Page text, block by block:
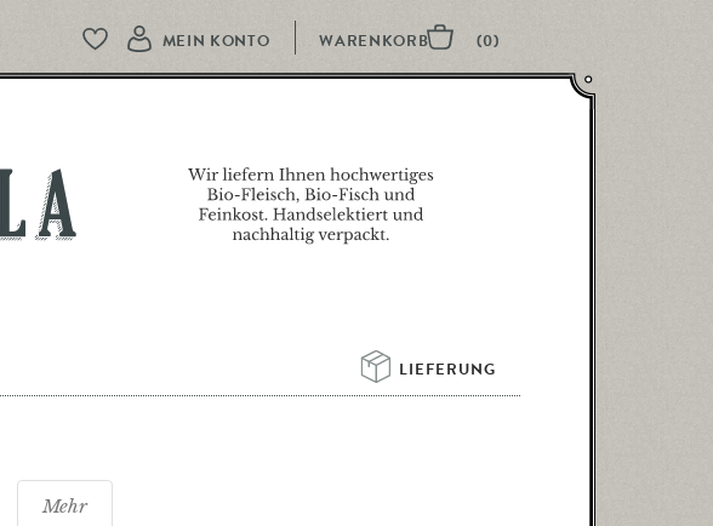
MEIN KONTO
LIEFERUNG
Mehr